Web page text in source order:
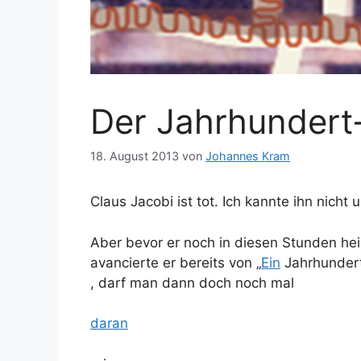
Der
18. August 2013 von Johannes Kram
Claus Jacobi ist tot. Ich kannte ihn nicht
Aber bevor er noch in diesen Stunden
avancierte er bereits von „Ein
, darf man dann doch noch mal
daran